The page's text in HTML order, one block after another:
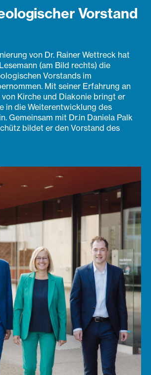
Vorstand
von Dr. Rainer Wettreck hat
(am Bild rechts) die
Vorstands im
Mit seiner Erfahrung an
Kirche und Diakonie bringt er
in die Weiterentwicklung des
Gemeinsam mit Dr.in Daniela Palk
bildet er den Vorstand des